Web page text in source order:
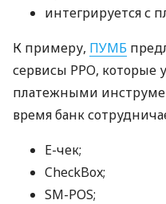
интегрируется с
К примеру, ПУМБ
сервисы РРО, которые
платежными
время банк
E-чек;
CheckBox;
SM-POS;